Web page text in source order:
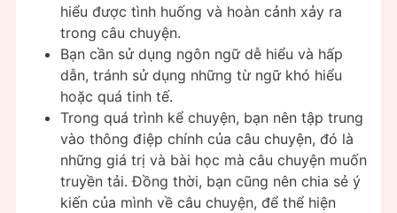
hiểu được tình huống và hoàn cảnh xảy ra
trong câu chuyện.
Bạn cần sử dụng ngôn ngữ dễ hiểu và hấp
dẫn, tránh sử dụng những từ ngữ khó hiểu
hoặc quá tinh tế.
Trong quá trình kể chuyện, bạn nên tập trung
vào thông điệp chính của câu chuyện, đó là
những giá trị và bài học mà câu chuyện muốn
truyền tải. Đồng thời, bạn cũng nên chia sẻ ý
kiến của mình về câu chuyện, để thể hiện